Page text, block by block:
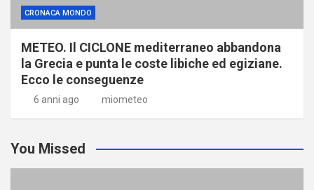
CRONACA MONDO
METEO. Il CICLONE mediterraneo abbandona
la Grecia e punta le coste libiche ed egiziane.
Ecco le conseguenze
6 anni ago miometeo
You Missed